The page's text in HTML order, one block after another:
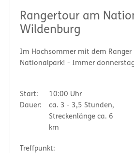
Rangertour am
Wildenburg
Im Hochsommer mit dem Ranger
Nationalpark! - Immer
Start:
10:00 Uhr
Dauer:
ca. 3 - 3,5 Stunden,
Streckenlänge ca. 6
km
Treffpunkt: